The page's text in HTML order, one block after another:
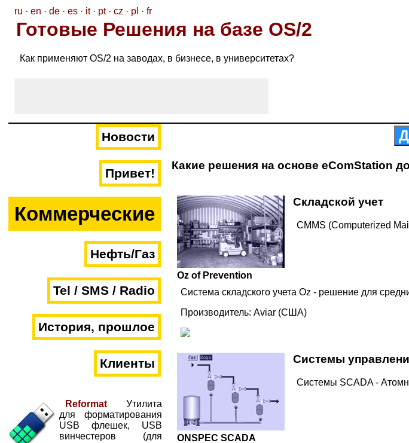
ru · en · de · es · it· pt· cz · pl · fr
Готовые Решения на базе OS/2
Как применяют OS/2 на заводах, в бизнесе, в университетах?
Новости
Привет!
Коммерческие
Нефть/Газ
Tel / SMS / Radio
История, прошлое
Клиенты
Reformat Утилита
для форматирования
USB флешек, USB
винчестеров (для
Какие решения на основе eComStation
Складской учет
CMMS (Computerized
Oz of Prevention
Система складского учета Oz - решение для
Производитель: Aviar (США)
Системы
Системы SCADA -
ONSPEC SCADA